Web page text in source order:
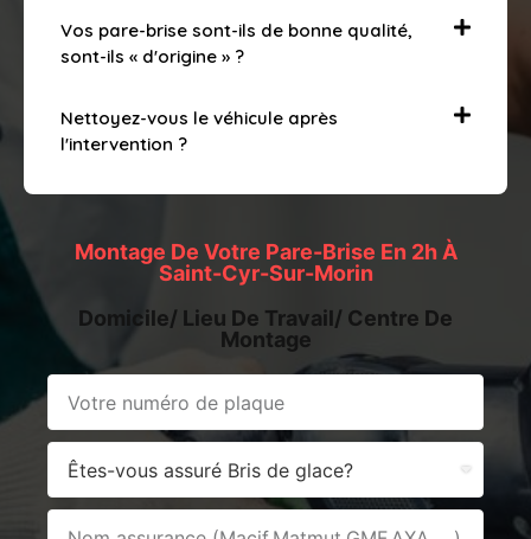
Vos pare-brise sont-ils de bonne qualité,
sont-ils « d'origine » ?
Nettoyez-vous le véhicule après
l'intervention ?
Montage De Votre Pare-Brise En 2h À
Saint-Cyr-Sur-Morin
Domicile/ Lieu De Travail/ Centre De
Montage